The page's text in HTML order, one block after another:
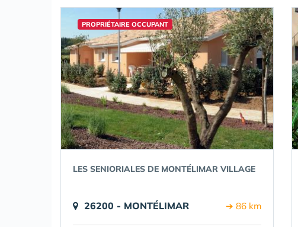
PROPRIÉTAIRE OCCUPANT
LES SENIORIALES DE MONTÉLIMAR VILLAGE
26200 - MONTÉLIMAR ➔ 86 km